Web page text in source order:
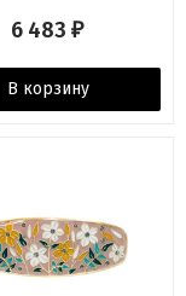
6 483 ₽
В корзину